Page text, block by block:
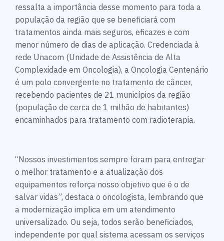
ressalta a importância desse momento para toda a
população da região que se beneficiará com
tratamentos ainda mais seguros, eficazes e com
menor número de dias de aplicação. Credenciada à
rede Unacom (Unidade de Assistência de Alta
Complexidade em Oncologia), a Oncologia Centenário
é um polo convergente no tratamento de câncer,
recebendo pacientes de 21 municípios da região
(população de cerca de 1 milhão de habitantes)
encaminhados para tratamento com radioterapia.
“Nossos investimentos sempre foram para entregar
o melhor tratamento e a atualização dos
equipamentos reforça nosso objetivo que é o de
salvar vidas”, destaca o oncologista, lembrando que
a modernização implica em um atendimento
universalizado. Ou seja, todos serão beneficiados,
independente por qual sistema acessam os serviços